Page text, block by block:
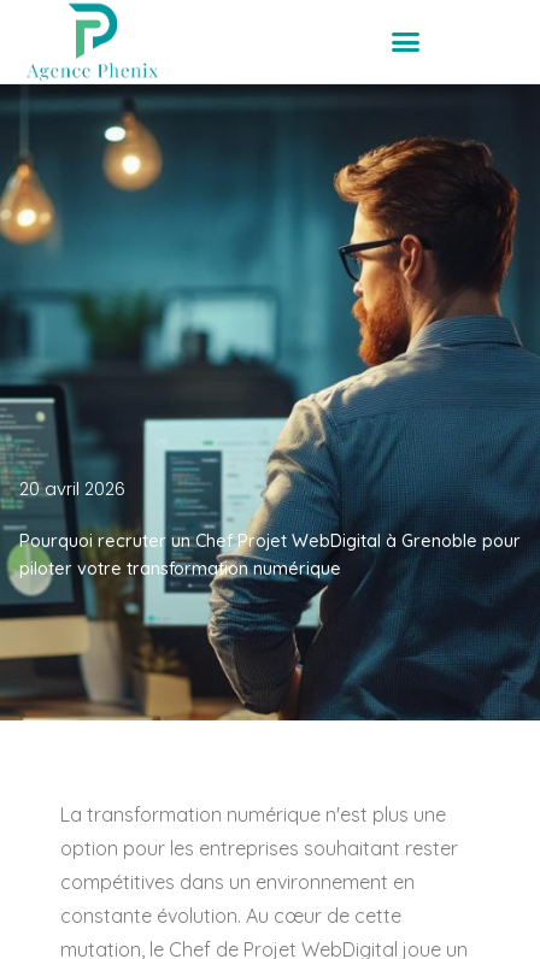
20 avril 2026
Pourquoi recruter un Chef Projet WebDigital à Grenoble pour
piloter votre transformation numérique
La transformation numérique n'est plus une
option pour les entreprises souhaitant rester
compétitives dans un environnement en
constante évolution. Au cœur de cette
mutation, le Chef de Projet WebDigital joue un